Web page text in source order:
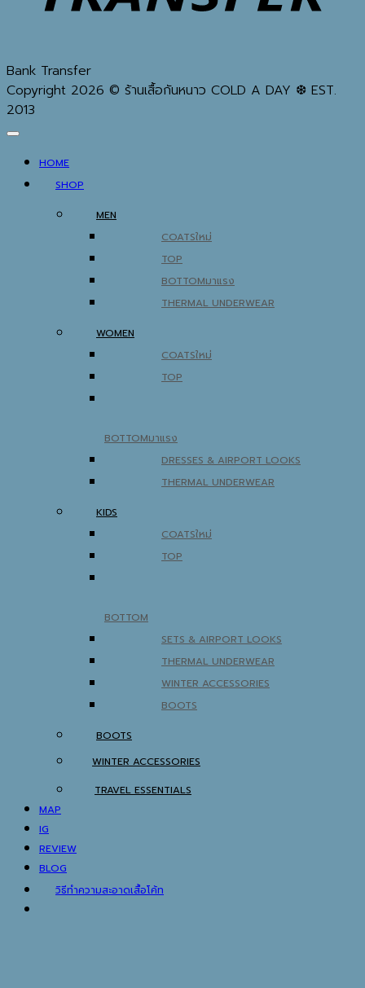
Bank Transfer
Copyright 2026 © ร้านเสื้อกันหนาว COLD A DAY ❆ EST.
2013
HOME
SHOP
MEN
COATS
TOP
BOTTOM
THERMAL UNDERWEAR
WOMEN
COATS
TOP
BOTTOM
DRESSES & AIRPORT LOOKS
THERMAL UNDERWEAR
KIDS
COATS
TOP
BOTTOM
SETS & AIRPORT LOOKS
THERMAL UNDERWEAR
WINTER ACCESSORIES
BOOTS
BOOTS
WINTER ACCESSORIES
TRAVEL ESSENTIALS
MAP
IG
REVIEW
BLOG
วิธีทำความสะอาดเสื้อโค้ท